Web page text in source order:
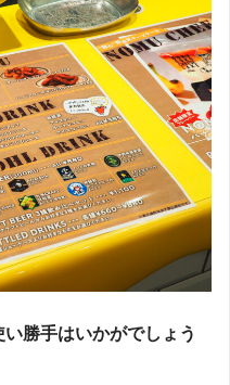
勝手はいかがでしょう